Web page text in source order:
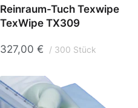
Reinraum-Tuch Texwipe
TexWipe TX309
327,00 € 300 Stück